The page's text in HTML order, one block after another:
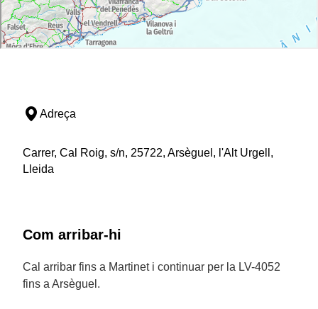
Adreça
Carrer, Cal Roig, s/n, 25722, Arsèguel, l'Alt Urgell,
Lleida
Com arribar-hi
Cal arribar fins a Martinet i continuar per la LV-4052
fins a Arsèguel.